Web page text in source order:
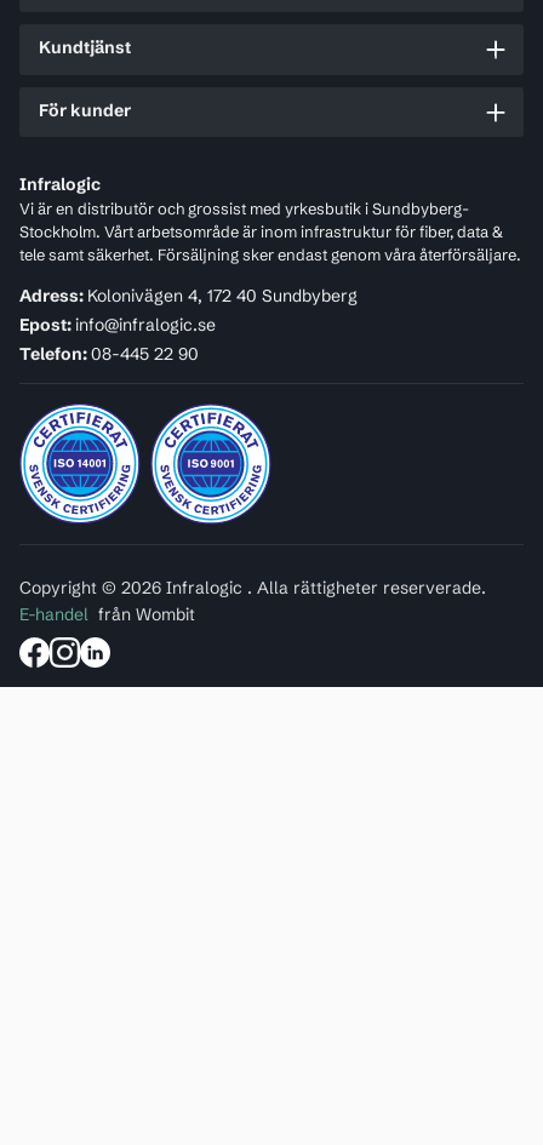
Infralogic
Vi är en distributör och grossist med yrkesbutik i Sundbyberg-
Stockholm. Vårt arbetsområde är inom infrastruktur för fiber, data &
tele samt säkerhet. Försäljning sker endast genom våra återförsäljare.
Adress: Kolonivägen 4, 172 40 Sundbyberg
Epost:info@infralogic.se
Telefon:08-445 22 90
Kundtjänst
För kunder
Copyright © 2026 Infralogic . Alla rättigheter reserverade.
E-handel från Wombit